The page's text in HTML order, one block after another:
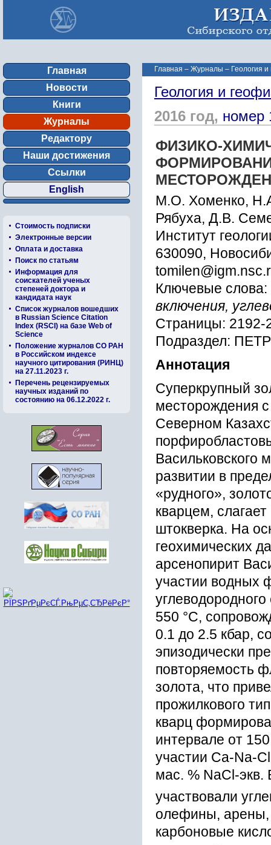
Главная
Новости
Книги
Журналы
Редактору
Наши достижения
Ссылки
English
Стоимость подписки
Электронные версии
Оплата и доставка
Поиск по статьям
Информация для
соискателей ученых
степеней доктора и
кандидата наук
Список журналов вошедших
в Russian Science Citation
Index (RSCI) на базе Web of
Science
Положение журналов СО РАН
в Российском индексе
научного цитирования (РИНЦ)
на 27.11.2023 г.
Перечень рецензируемых
научных изданий по
состоянию на 06.12.2022 г.
Главная – Журналы – Геология
Геология и
2016 год, номер
ФИЗИКО-
М.О. Хоменко,
Рябуха, Д.В.
Институт
630090,
Ключевые слова:
включения,
Страницы: 2192-
Подраздел:
Аннотация
Суперкрупный
месторождения
Северном
Васильковского
развитии в
«рудного»,
кварцем,
штокверка. На
геохимических
арсенопирит
участии водных
550 °С,
0.1 до 2.5 кбар,
эпизодически
повторяемость
золота, что
прожилкового
кварц
интервале от
участии Ca-Na-
мас. % NaCl-
участвовали
олефины, арены,
карбоновые